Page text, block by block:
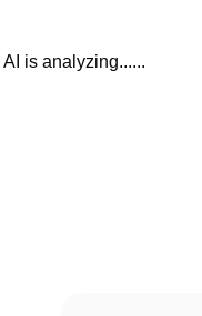
AI is analyzing...